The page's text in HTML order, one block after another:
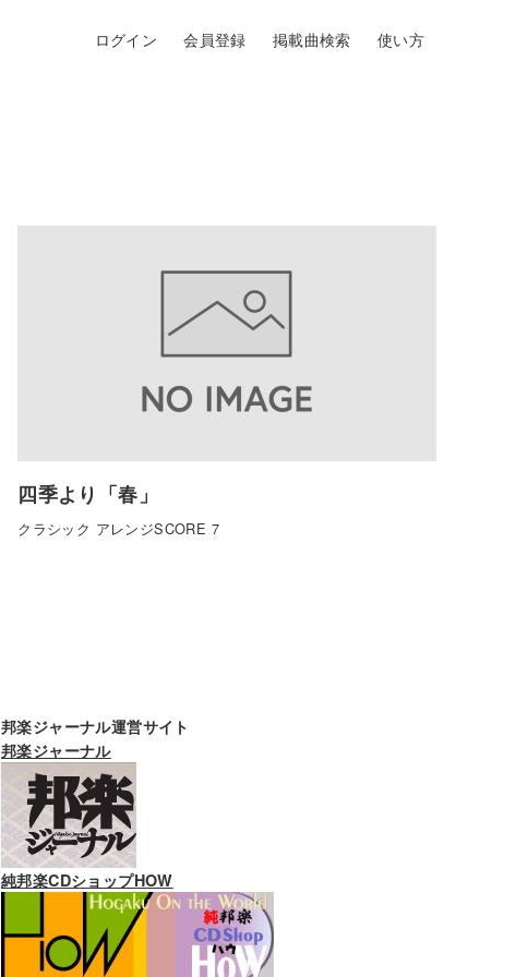
ログイン 会員登録 掲載曲検索 使い方
四季より「春」
クラシック アレンジSCORE 7
邦楽ジャーナル運営サイト
邦楽ジャーナル
純邦楽CDショップHOW